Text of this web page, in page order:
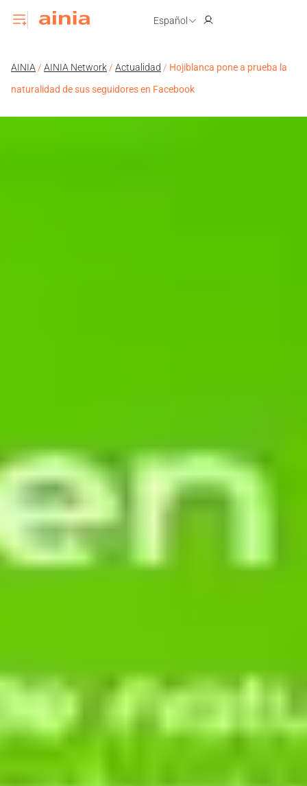
Español
AINIA / AINIA Network / Actualidad / Hojiblanca pone a prueba la
naturalidad de sus seguidores en Facebook